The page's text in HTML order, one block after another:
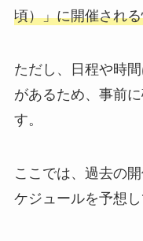
頃）」に開催され
ただし、日程や時
があるため、事前
す。
ここでは、過去の
ケジュールを予想し